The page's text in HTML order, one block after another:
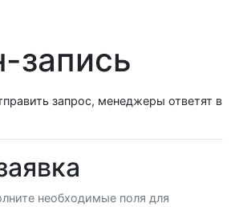
запись
запрос, менеджеры ответят в
необходимые поля для